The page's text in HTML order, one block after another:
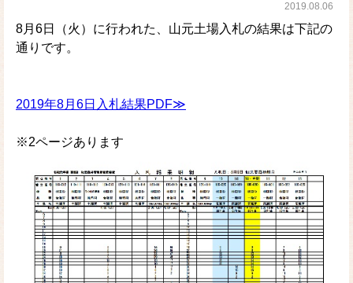
2019.08.06
8月6日（火）に行われた、山元土場入札の結果は下記の
通りです。
2019年8月6日入札結果PDF≫
※2ページあります